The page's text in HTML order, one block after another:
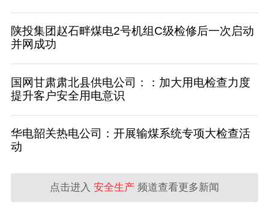
陕投集团赵石畔煤电2号机组C级检修后一次启动
并网成功
国网甘肃肃北县供电公司：：加大用电检查力度
提升客户安全用电意识
华电韶关热电公司：开展输煤系统专项大检查活
动
点击进入 安全生产 频道查看更多新闻